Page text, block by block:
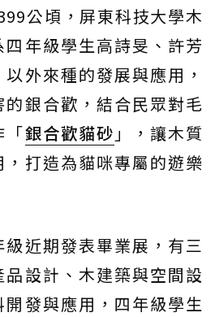
公頃，屏東科技大學木
年級學生高詩旻、許芳
外來種的發展與應用，
銀合歡，結合民眾對毛
「銀合歡貓砂 」，讓木質
打造為貓咪專屬的遊樂
近期發表畢業展，有三
設計、木建築與空間設
發與應用，四年級學生